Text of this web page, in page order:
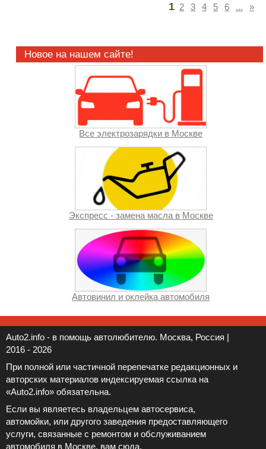
1 2 3 4 5 6 ... »
Новое на нашем сайте!
Все электрозарядки в Москве
Экспресс - замена масла в Москве
Автовинил и оклейка автомобиля
Auto2.info - в помощь автолюбителю. Москва, Россия |
2016 - 2026
При полной или частичной перепечатке редакционных и
авторских материалов индексируемая ссылка на
«Auto2.info» обязательна.
Если вы являетесь владельцем автосервиса,
автомойки, или другого заведения предоставляющего
услуги, связанные с ремонтом и обслуживанием
автомобиля в Москве, вам сюда.